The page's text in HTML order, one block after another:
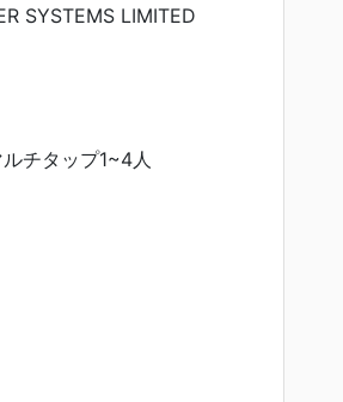
SYSTEMS LIMITED
チタップ1~4人